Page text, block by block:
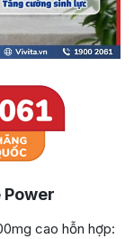
Power
cao hỗn hợp: